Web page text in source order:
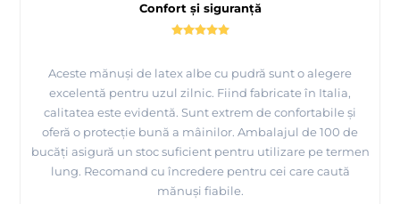
Confort și siguranță
Aceste mănuși de latex albe cu pudră sunt o alegere
excelentă pentru uzul zilnic. Fiind fabricate în Italia,
calitatea este evidentă. Sunt extrem de confortabile și
oferă o protecție bună a mâinilor. Ambalajul de 100 de
bucăți asigură un stoc suficient pentru utilizare pe termen
lung. Recomand cu încredere pentru cei care caută
mănuși fiabile.